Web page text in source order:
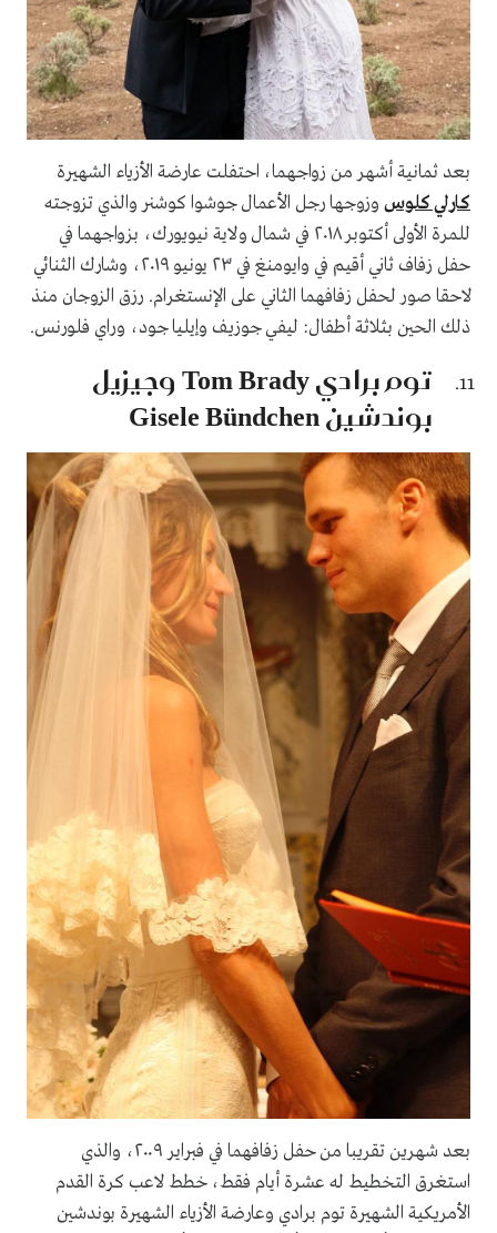
بعد ثمانية أشهر من زواجهما، احتفلت عارضة الأزياء الشهيرة
كارلي كلوس وزوجها رجل الأعمال جوشوا كوشنر والذي تزوجته
للمرة الأولى أكتوبر ٢٠١٨ في شمال ولاية نيويورك، بزواجهما في
حفل زفاف ثاني أقيم في وايومنغ في ٢٣ يونيو ٢٠١٩، وشارك الثنائي
لاحقا صور لحفل زفافهما الثاني على الإنستغرام. رزق الزوجان منذ
ذلك الحين بثلاثة أطفال: ليفي جوزيف وإيليا جود، وراي فلورنس.
توم برادي Tom Brady وجيزيل
بوندشين Gisele Bündchen
بعد شهرين تقريبا من حفل زفافهما في فبراير ٢٠٠٩، والذي
استغرق التخطيط له عشرة أيام فقط، خطط لاعب كرة القدم
الأمريكية الشهيرة توم برادي وعارضة الأزياء الشهيرة بوندشين